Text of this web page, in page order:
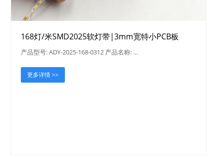
168灯/米SMD2025软灯带|3mm宽特小PCB板
产品型号: ADY-2025-168-0312 产品名称: …
更多详情 >>